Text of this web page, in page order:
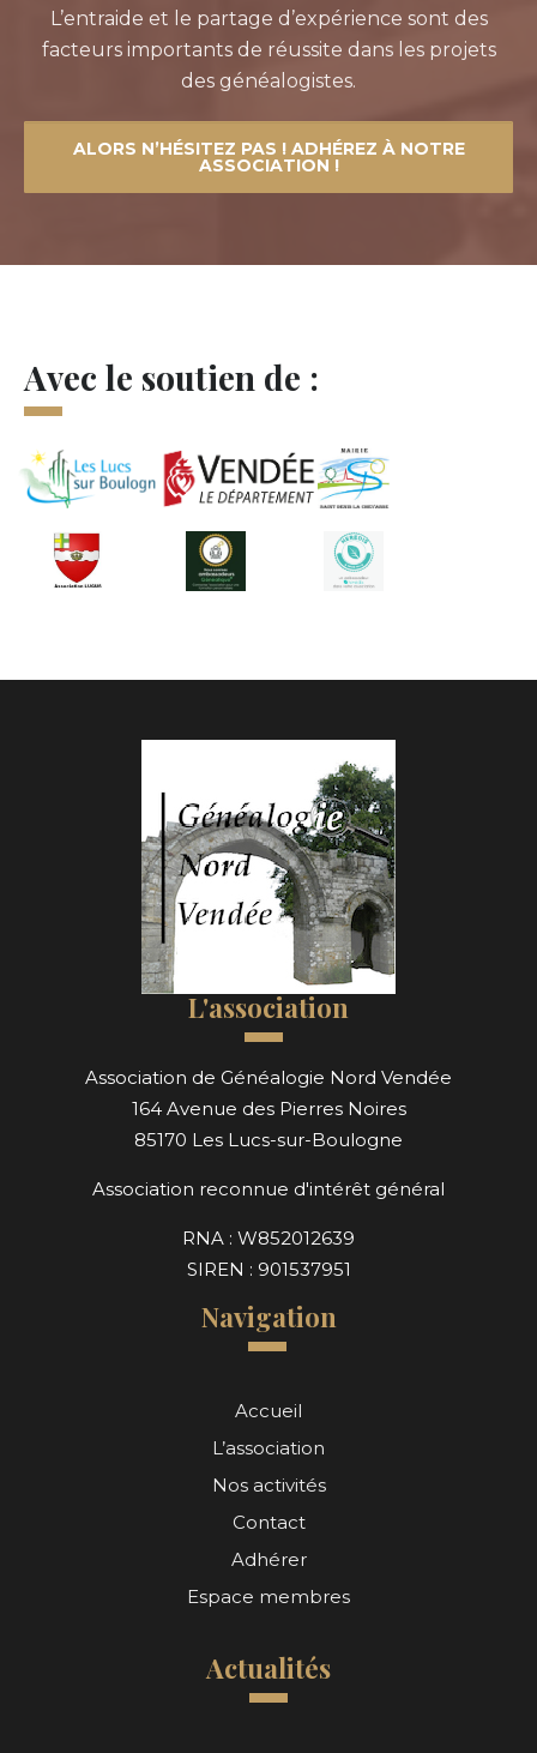
L’entraide et le partage d’expérience sont des
facteurs importants de réussite dans les projets
des généalogistes.
ALORS N’HÉSITEZ PAS ! ADHÉREZ À NOTRE
ASSOCIATION !
Avec le soutien de :
L'association
Association de Généalogie Nord Vendée
164 Avenue des Pierres Noires
85170 Les Lucs-sur-Boulogne
Association reconnue d'intérêt général
RNA : W852012639
SIREN : 901537951
Navigation
Accueil
L’association
Nos activités
Contact
Adhérer
Espace membres
Actualités